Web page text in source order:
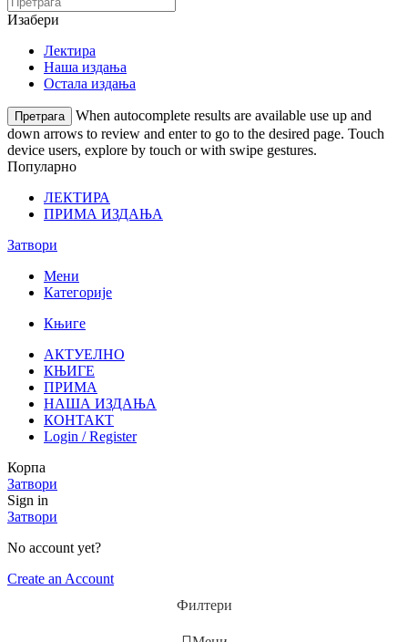
Изабери
Лектира
Наша издања
Остала издања
Претрага
When autocomplete results are available use up and
down arrows to review and enter to go to the desired page. Touch
device users, explore by touch or with swipe gestures.
Популарно
ЛЕКТИРА
ПРИМА ИЗДАЊА
Затвори
Мени
Категорије
Књиге
АКТУЕЛНО
КЊИГЕ
ПРИМА
НАША ИЗДАЊА
КОНТАКТ
Login / Register
Корпа
Затвори
Sign in
Затвори
No account yet?
Create an Account
Филтери